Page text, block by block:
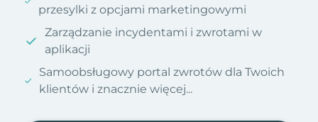
przesylki z opcjami marketingowymi
Zarządzanie incydentami i zwrotami w
aplikacji
Samoobsługowy portal zwrotów dla Twoich
klientów i znacznie więcej...